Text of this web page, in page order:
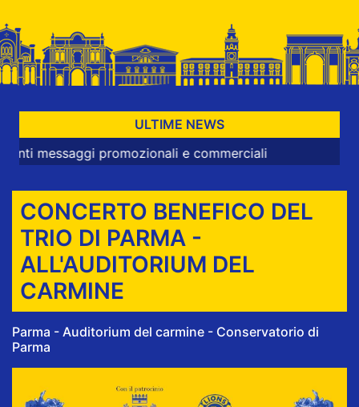
ULTIME NEWS
promozionali e commerciali
CONCERTO BENEFICO DEL
TRIO DI PARMA -
ALL'AUDITORIUM DEL
CARMINE
Parma - Auditorium del carmine - Conservatorio di
Parma